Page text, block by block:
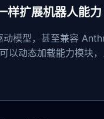
样扩展机器人能力
动模型，甚至兼容
以动态加载能力模块